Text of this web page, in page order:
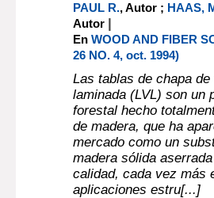
PAUL R., Autor ; HAAS,
Autor |
EnWOOD AND FIBER
26 NO. 4, oct. 1994)
Las tablas de chapa de
laminada (LVL) son un
forestal hecho
de madera, que ha
mercado como un
madera sólida
calidad, cada vez más
aplicaciones estru[...]